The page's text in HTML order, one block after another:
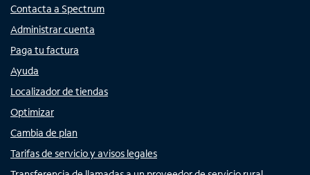
Contacta a Spectrum
Administrar cuenta
Paga tu factura
Ayuda
Localizador de tiendas
Optimizar
Cambia de plan
Tarifas de servicio y avisos legales